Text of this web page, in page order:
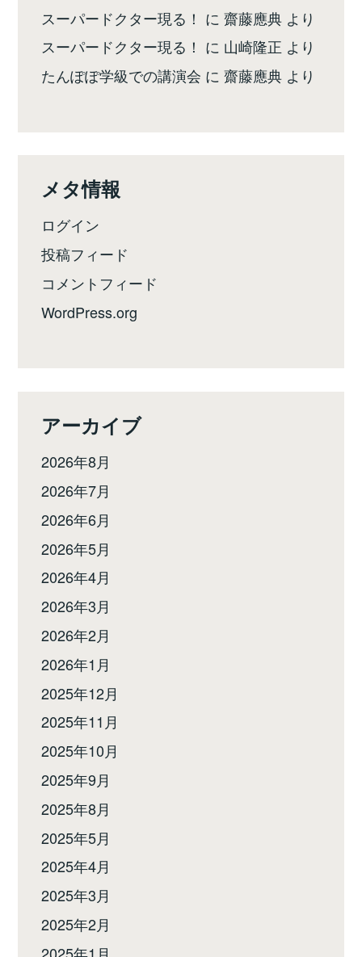
スーパードクター現る！ に齋藤應典 より
スーパードクター現る！ に 山崎隆正 より
たんぽぽ学級での講演会 に齋藤應典 より
メタ情報
ログイン
投稿フィード
コメントフィード
WordPress.org
アーカイブ
2026年8月
2026年7月
2026年6月
2026年5月
2026年4月
2026年3月
2026年2月
2026年1月
2025年12月
2025年11月
2025年10月
2025年9月
2025年8月
2025年5月
2025年4月
2025年3月
2025年2月
2025年1月